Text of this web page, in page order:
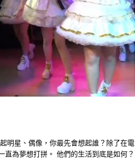
明星、偶像，你最先會想起誰？除了在電
為夢想打拼。 他們的生活到底是如何？